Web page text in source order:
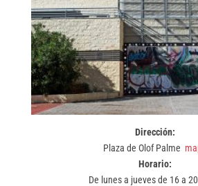
Dirección:
Plaza de Olof Palme
Horario:
De lunes a jueves de 16 a